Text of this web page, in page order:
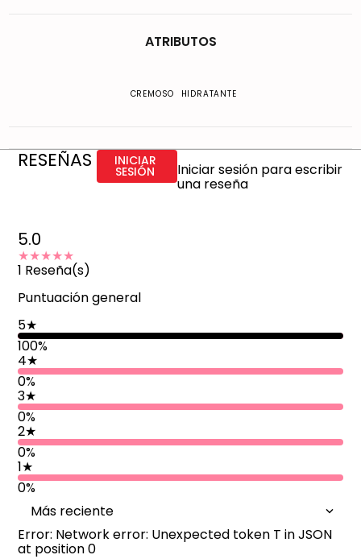
ATRIBUTOS
CREMOSO HIDRATANTE
RESEÑAS INICIAR
SESIÓN Iniciar sesión para escribir
una reseña
5.0
★★★★★
1 Reseña(s)
Puntuación general
5★
100%
4★
0%
3★
0%
2★
0%
1★
0%
Más reciente
Error: Network error: Unexpected token T in JSON
at position 0